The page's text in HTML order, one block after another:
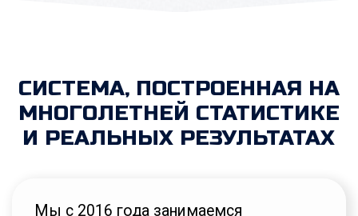
военному праву.
КАЖДОМ ГОРОДЕ